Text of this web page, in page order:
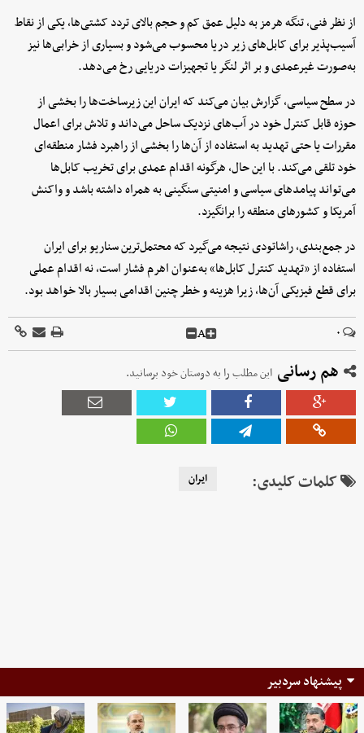
از نظر فنی، تنگه هرمز به دلیل عمق کم و حجم بالای تردد کشتی‌ها، یکی از نقاط
آسیب‌پذیر برای کابل‌های زیر دریا محسوب می‌شود و بسیاری از خرابی‌ها نیز
به‌صورت غیرعمدی و بر اثر لنگر یا تجهیزات دریایی رخ می‌دهد.
در سطح سیاسی، گزارش بیان می‌کند که ایران این زیرساخت‌ها را بخشی از
حوزه قابل کنترل خود در آب‌های نزدیک ساحل می‌داند و تلاش برای اعمال
مقررات یا حتی تهدید به استفاده از آن‌ها را بخشی از راهبرد فشار منطقه‌ای
خود تلقی می‌کند. با این حال، هرگونه اقدام عمدی برای تخریب کابل‌ها
می‌تواند پیامدهای سیاسی و امنیتی سنگینی به همراه داشته باشد و واکنش
آمریکا و کشورهای منطقه را برانگیزد.
در جمع‌بندی، راشاتودی نتیجه می‌گیرد که محتمل‌ترین سناریو برای ایران
استفاده از «تهدید کنترل کابل‌ها» به‌عنوان اهرم فشار است، نه اقدام عملی
برای قطع فیزیکی آن‌ها، زیرا هزینه و خطر چنین اقدامی بسیار بالا خواهد بود.
۰ A
هم رسانی این مطلب را به دوستان خود برسانید.
کلمات کلیدی: ایران
پیشنهاد سردبیر